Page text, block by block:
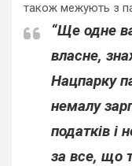
також межують з
“Ще одне
власне,
Нацпарку
немалу
податків і
за все, що